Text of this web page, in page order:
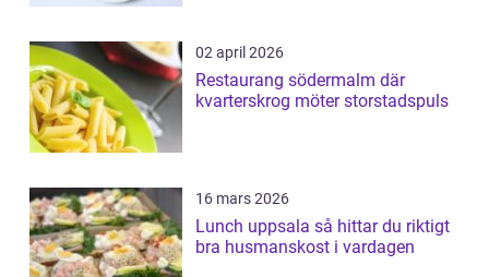
02 april 2026
Restaurang södermalm där
kvarterskrog möter storstadspuls
16 mars 2026
Lunch uppsala så hittar du riktigt
bra husmanskost i vardagen